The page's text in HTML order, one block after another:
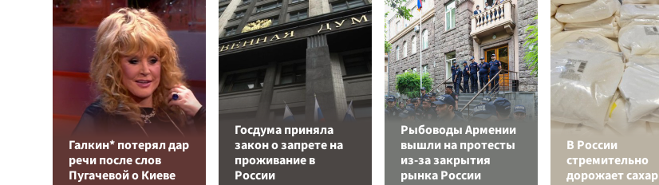
Галкин* потерял дар
речи после слов
Пугачевой о Киеве
Госдума приняла
закон о запрете на
проживание в
России
Рыбоводы Армении
вышли на протесты
из-за закрытия
рынка России
В России
стремительно
дорожает сахар